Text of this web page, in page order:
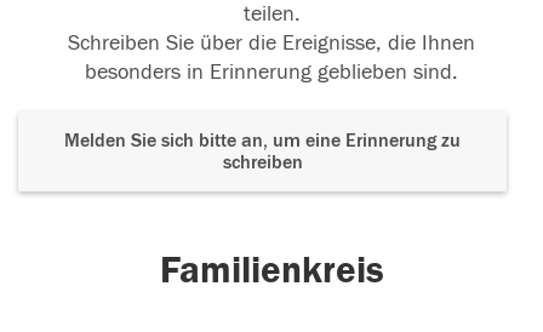
teilen.
Schreiben Sie über die Ereignisse, die Ihnen
besonders in Erinnerung geblieben sind.
Melden Sie sich bitte an, um eine Erinnerung zu
schreiben
Familienkreis